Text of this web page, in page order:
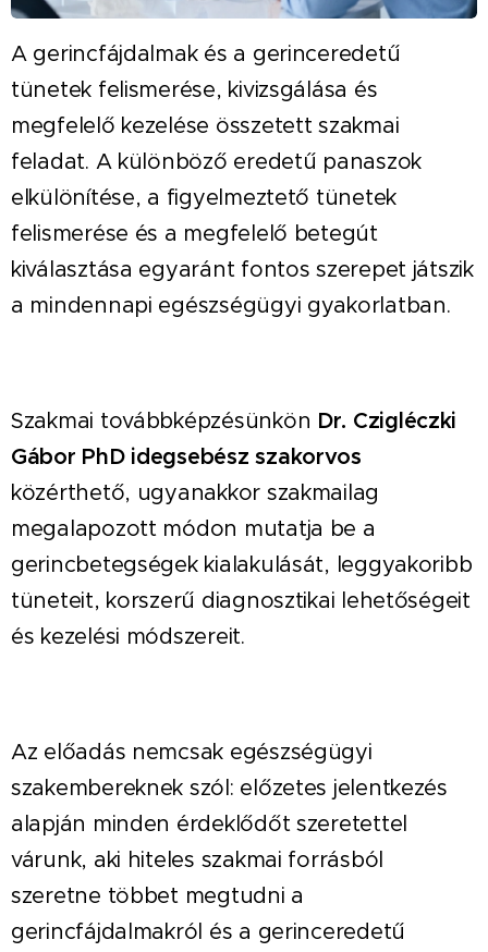
A gerincfájdalmak és a gerinceredetű
tünetek felismerése, kivizsgálása és
megfelelő kezelése összetett szakmai
feladat. A különböző eredetű panaszok
elkülönítése, a figyelmeztető tünetek
felismerése és a megfelelő betegút
kiválasztása egyaránt fontos szerepet játszik
a mindennapi egészségügyi gyakorlatban.
Szakmai továbbképzésünkön Dr. Czigléczki
Gábor PhD idegsebész szakorvos
közérthető, ugyanakkor szakmailag
megalapozott módon mutatja be a
gerincbetegségek kialakulását, leggyakoribb
tüneteit, korszerű diagnosztikai lehetőségeit
és kezelési módszereit.
Az előadás nemcsak egészségügyi
szakembereknek szól: előzetes jelentkezés
alapján minden érdeklődőt szeretettel
várunk, aki hiteles szakmai forrásból
szeretne többet megtudni a
gerincfájdalmakról és a gerinceredetű